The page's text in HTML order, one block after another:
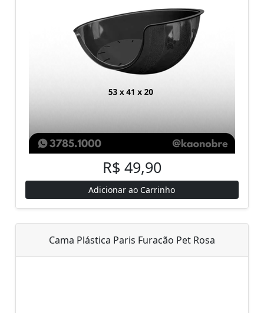
R$ 49,90
Adicionar ao Carrinho
Cama Plástica Paris Furacão Pet Rosa